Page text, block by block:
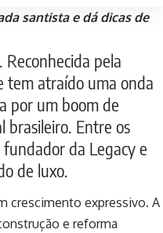
santista e dá dicas de
pela
tem atraído uma onda
por um boom de
brasileiro. Entre os
fundador da Legacy e
de luxo.
crescimento expressivo. A
e reforma